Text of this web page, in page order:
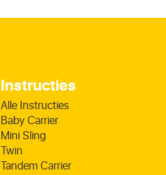
Instructies
Alle Instructies
Baby Carrier
Mini Sling
Twin
Tandem Carrier